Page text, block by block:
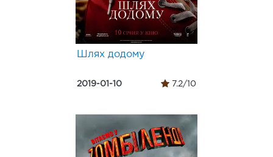
Шлях додому
2019-01-10 7.2/10